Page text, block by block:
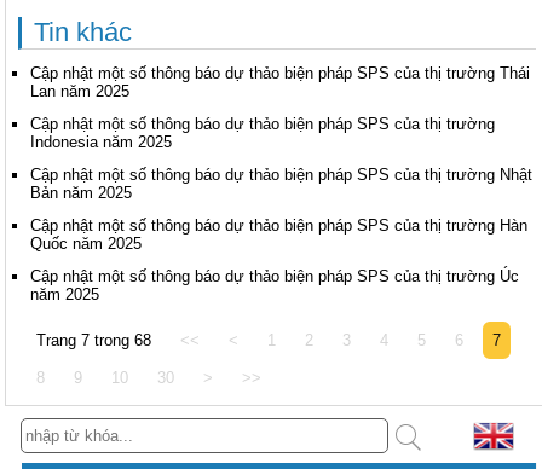
Tin khác
Cập nhật một số thông báo dự thảo biện pháp SPS của thị trường Thái
Lan năm 2025
Cập nhật một số thông báo dự thảo biện pháp SPS của thị trường
Indonesia năm 2025
Cập nhật một số thông báo dự thảo biện pháp SPS của thị trường Nhật
Bản năm 2025
Cập nhật một số thông báo dự thảo biện pháp SPS của thị trường Hàn
Quốc năm 2025
Cập nhật một số thông báo dự thảo biện pháp SPS của thị trường Úc
năm 2025
Trang 7 trong 68 << < 1 2 3 4 5 6 7
8 9 10 30 > >>